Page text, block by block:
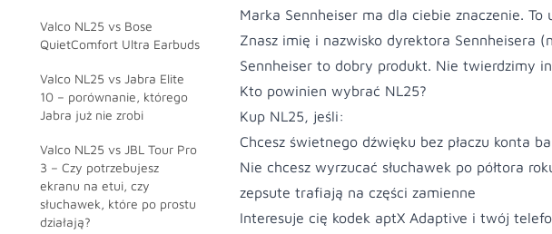
Valco NL25 vs Bose
QuietComfort Ultra Earbuds
Valco NL25 vs Jabra Elite
10 – porównanie, którego
Jabra już nie zrobi
Valco NL25 vs JBL Tour Pro
3 – Czy potrzebujesz
ekranu na etui, czy
słuchawek, które po prostu
działają?
Marka Sennheiser ma dla ciebie znaczenie.
Znasz imię i nazwisko dyrektora Sennheisera
Sennheiser to dobry produkt. Nie twierdzimy
Kto powinien wybrać NL25?
Kup NL25, jeśli:
Chcesz świetnego dźwięku bez płaczu konta
Nie chcesz wyrzucać słuchawek po półtora
zepsute trafiają na części zamienne
Interesuje cię kodek aptX Adaptive i twój